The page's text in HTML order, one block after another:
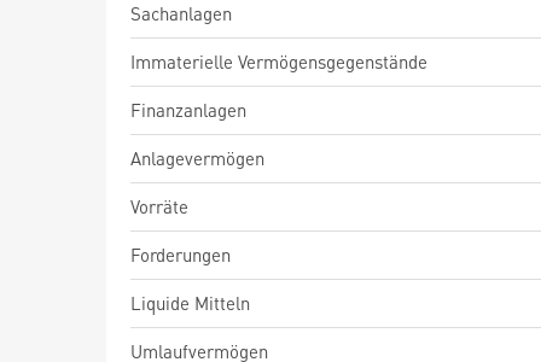
Sachanlagen
Immaterielle Vermögensgegenstände
Finanzanlagen
Anlagevermögen
Vorräte
Forderungen
Liquide Mitteln
Umlaufvermögen